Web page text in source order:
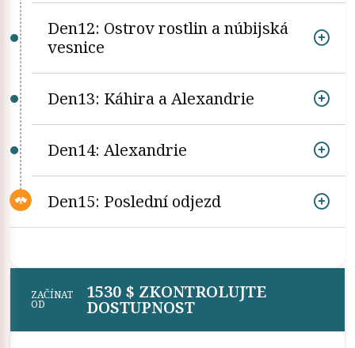
Den12: Ostrov rostlin a núbijská
vesnice
Den13: Káhira a Alexandrie
Den14: Alexandrie
Den15: Poslední odjezd
ZAČÍNAT
OD
1530 $ ZKONTROLUJTE
DOSTUPNOST